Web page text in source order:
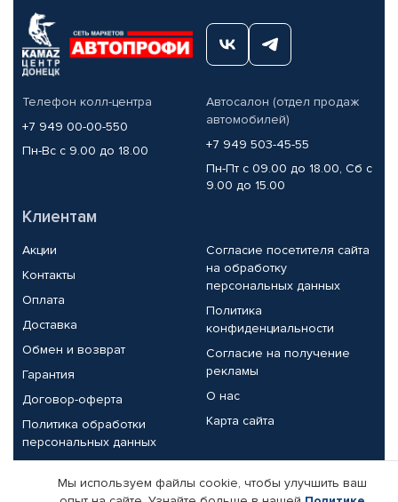
Телефон колл-центра
+7 949 00-00-550
Пн-Вс с 9.00 до 18.00
Автосалон (отдел продаж
автомобилей)
+7 949 503-45-55
Пн-Пт с 09.00 до 18.00, Сб с
9.00 до 15.00
Клиентам
Акции
Контакты
Оплата
Доставка
Обмен и возврат
Гарантия
Договор-оферта
Политика обработки
персональных данных
Согласие посетителя сайта
на обработку
персональных данных
Политика
конфиденциальности
Согласие на получение
рекламы
О нас
Карта сайта
Партнерам
Мы используем файлы cookie, чтобы улучшить ваш